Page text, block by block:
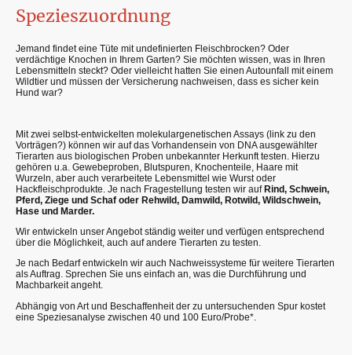
Spezieszuordnung
Jemand findet eine Tüte mit undefinierten Fleischbrocken? Oder
verdächtige Knochen in Ihrem Garten? Sie möchten wissen, was in Ihren
Lebensmitteln steckt? Oder vielleicht hatten Sie einen Autounfall mit einem
Wildtier und müssen der Versicherung nachweisen, dass es sicher kein
Hund war?
Mit zwei selbst-entwickelten molekulargenetischen Assays (link zu den
Vorträgen?) können wir auf das Vorhandensein von DNA ausgewählter
Tierarten aus biologischen Proben unbekannter Herkunft testen. Hierzu
gehören u.a. Gewebeproben, Blutspuren, Knochenteile, Haare mit
Wurzeln, aber auch verarbeitete Lebensmittel wie Wurst oder
Hackfleischprodukte. Je nach Fragestellung testen wir aufRind, Schwein,
Pferd, Ziege und Schaf oder Rehwild, Damwild, Rotwild, Wildschwein,
Hase und Marder.
Wir entwickeln unser Angebot ständig weiter und verfügen entsprechend
über die Möglichkeit, auch auf andere Tierarten zu testen.
Je nach Bedarf entwickeln wir auch Nachweissysteme für weitere Tierarten
als Auftrag. Sprechen Sie uns einfach an, was die Durchführung und
Machbarkeit angeht.
Abhängig von Art und Beschaffenheit der zu untersuchenden Spur kostet
eine Speziesanalyse zwischen 40 und 100 Euro/Probe*.